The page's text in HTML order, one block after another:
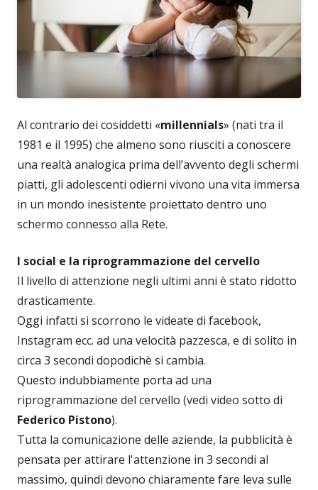
Al contrario dei cosiddetti «millennials» (nati tra il
1981 e il 1995) che almeno sono riusciti a conoscere
una realtà analogica prima dell’avvento degli schermi
piatti, gli adolescenti odierni vivono una vita immersa
in un mondo inesistente proiettato dentro uno
schermo connesso alla Rete.
I social e la riprogrammazione del cervello
Il livello di attenzione negli ultimi anni è stato ridotto
drasticamente.
Oggi infatti si scorrono le videate di facebook,
Instagram ecc. ad una velocità pazzesca, e di solito in
circa 3 secondi dopodichè si cambia.
Questo indubbiamente porta ad una
riprogrammazione del cervello (vedi video sotto di
Federico Pistono).
Tutta la comunicazione delle aziende, la pubblicità è
pensata per attirare l'attenzione in 3 secondi al
massimo, quindi devono chiaramente fare leva sulle